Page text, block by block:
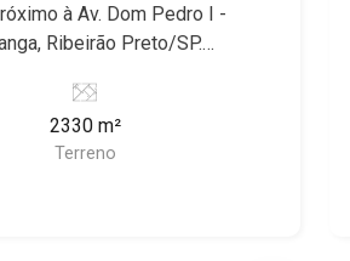
à Av. Dom Pedro I -
Ribeirão Preto/SP.
a Martinelli Imobiliária
você: - 2.330m² de
2330 m²
Terreno